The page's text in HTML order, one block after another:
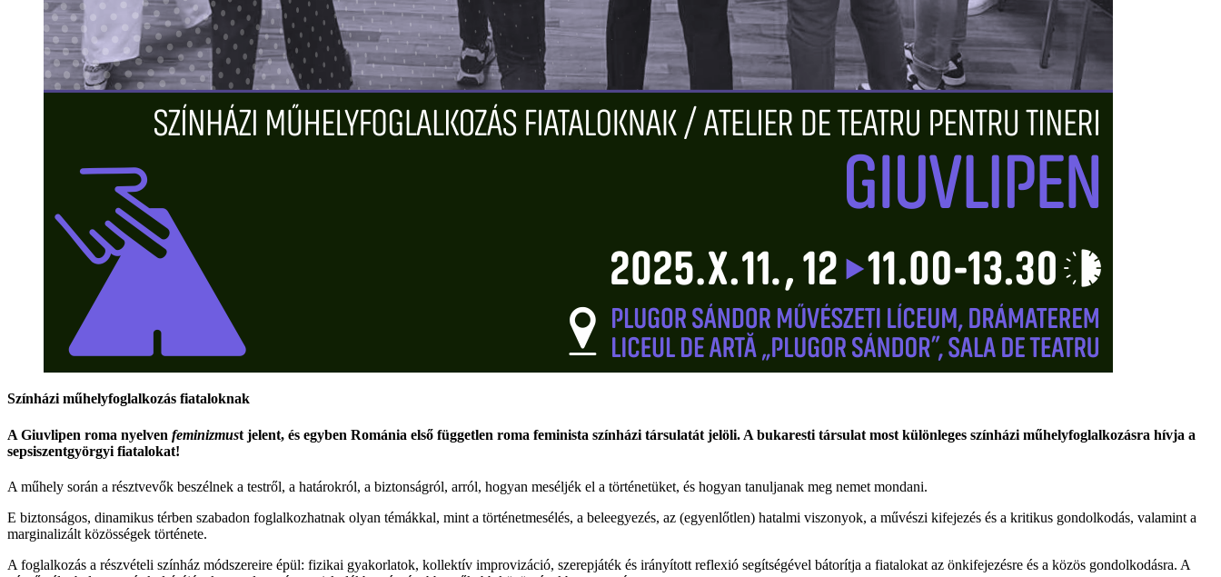
Színházi műhelyfoglalkozás fiataloknak
A Giuvlipen roma nyelven feminizmust jelent, és egyben Románia első független roma feminista színházi társulatát jelöli. A bukaresti társulat most különleges színházi műhelyfoglalkozásra hívja a
sepsiszentgyörgyi fiatalokat!
A műhely során a résztvevők beszélnek a testről, a határokról, a biztonságról, arról, hogyan meséljék el a történetüket, és hogyan tanuljanak meg nemet mondani.
E biztonságos, dinamikus térben szabadon foglalkozhatnak olyan témákkal, mint a történetmesélés, a beleegyezés, az (egyenlőtlen) hatalmi viszonyok, a művészi kifejezés és a kritikus gondolkodás, valamint a
marginalizált közösségek története.
A foglalkozás a részvételi színház módszereire épül: fizikai gyakorlatok, kollektív improvizáció, szerepjáték és irányított reflexió segítségével bátorítja a fiatalokat az önkifejezésre és a közös gondolkodásra. A